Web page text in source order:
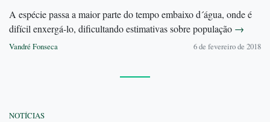
A espécie passa a maior parte do tempo embaixo d´água, onde é
difícil enxergá-lo, dificultando estimativas sobre população →
Vandré Fonseca 6 de fevereiro de 2018
NOTÍCIAS